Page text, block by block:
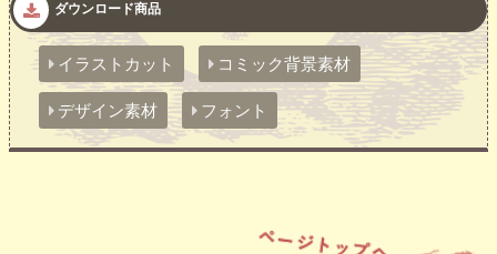
ダウンロード商品
イラストカット コミック背景素材
デザイン素材 フォント